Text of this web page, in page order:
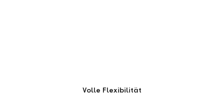
Volle Flexibilität